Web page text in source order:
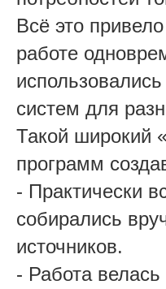
Всё это
работе
систем для
Такой широкий
программ
- Практически
собирались
источников.
- Работа